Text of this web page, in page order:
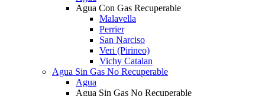
Agua Con Gas Recuperable
Malavella
Perrier
San Narciso
Veri (Pirineo)
Vichy Catalan
Agua Sin Gas No Recuperable
Agua
Agua Sin Gas No Recuperable